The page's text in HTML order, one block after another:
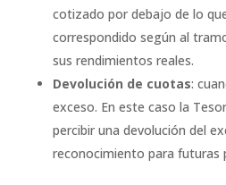
cotizado por debajo de lo
correspondido según al
sus rendimientos reales.
Devolución de cuotas:
exceso. En este caso la
percibir una devolución del
reconocimiento para futuras